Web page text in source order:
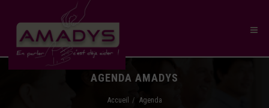
AGENDA AMADYS
Accueil Agenda